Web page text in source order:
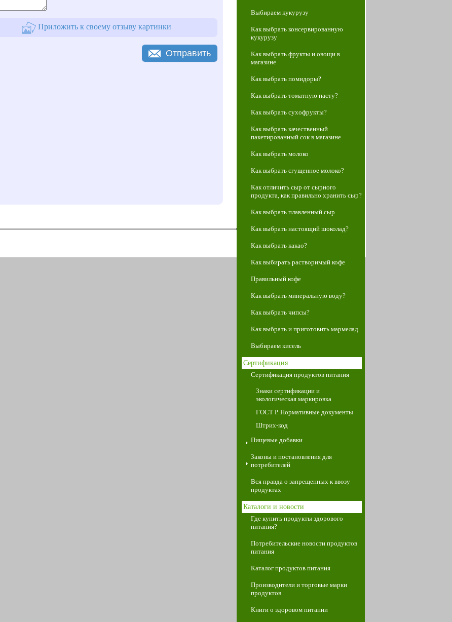
Выбираем кукурузу
Как выбрать консервированную
кукурузу
Как выбрать фрукты и овощи в
магазине
Как выбрать помидоры?
Как выбрать томатную пасту?
Как выбрать сухофрукты?
Как выбрать качественный
пакетированный сок в магазине
Как выбрать молоко
Как выбрать сгущенное молоко?
Как отличить сыр от сырного
продукта, как правильно хранить сыр?
Как выбрать плавленный сыр
Как выбрать настоящий шоколад?
Как выбрать какао?
Как выбирать растворимый кофе
Правильный кофе
Как выбрать минеральную воду?
Как выбрать чипсы?
Как выбрать и приготовить мармелад
Выбираем кисель
Сертификация
Сертификация продуктов питания
Знаки сертификации и
экологическая маркировка
ГОСТ Р. Нормативные документы
Штрих-код
Пищевые добавки
Законы и постановления для
потребителей
Вся правда о запрещенных к ввозу
продуктах
Каталоги и новости
Где купить продукты здорового
питания?
Потребительские новости продуктов
питания
Каталог продуктов питания
Производители и торговые марки
продуктов
Книги о здоровом питании
Приложить к своему отзыву картинки
Отправить